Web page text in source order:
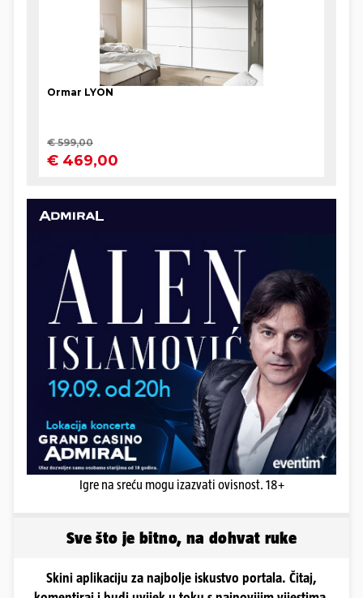
Igre na sreću mogu izazvati ovisnost. 18+
Sve što je bitno, na dohvat ruke
Skini aplikaciju za najbolje iskustvo portala. Čitaj,